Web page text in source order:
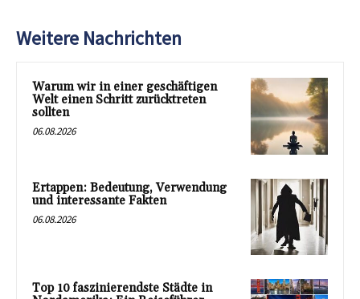
Weitere Nachrichten
Warum wir in einer geschäftigen
Welt einen Schritt zurücktreten
sollten
06.08.2026
Ertappen: Bedeutung, Verwendung
und interessante Fakten
06.08.2026
Top 10 faszinierendste Städte in